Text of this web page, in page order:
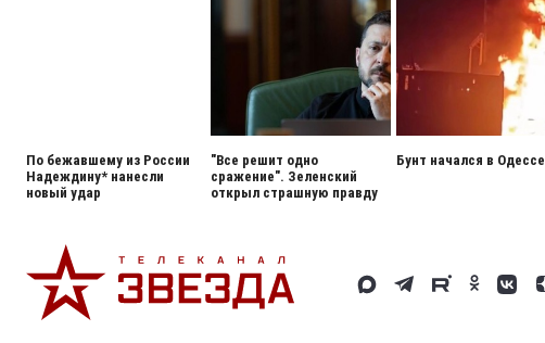
По бежавшему из России
Надеждину* нанесли
новый удар
"Все решит одно
сражение". Зеленский
открыл страшную правду
Бунт начался в Одессе